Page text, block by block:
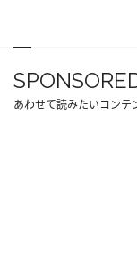
あわせて読みたいコンテ